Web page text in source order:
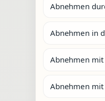
Abnehmen
Abnehmen in
Abnehmen mit
Abnehmen mit